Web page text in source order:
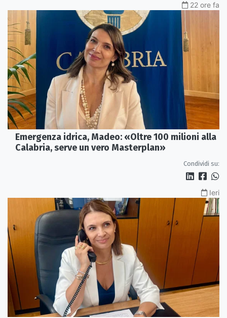
22 ore fa
Emergenza idrica, Madeo: «Oltre 100 milioni alla
Calabria, serve un vero Masterplan»
Condividi su:
Ieri